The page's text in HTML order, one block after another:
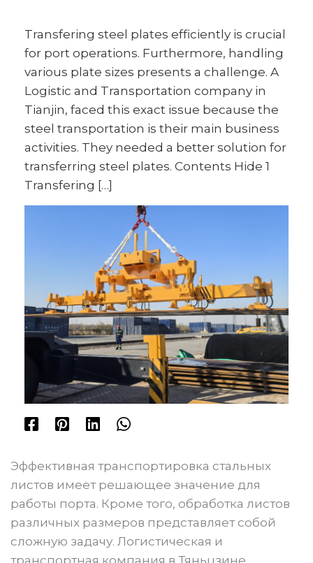
Transfering steel plates efficiently is crucial
for port operations. Furthermore, handling
various plate sizes presents a challenge. A
Logistic and Transportation company in
Tianjin, faced this exact issue because the
steel transportation is their main business
activities. They needed a better solution for
transferring steel plates. Contents Hide 1
Transfering […]
Эффективная транспортировка стальных
листов имеет решающее значение для
работы порта. Кроме того, обработка листов
различных размеров представляет собой
сложную задачу. Логистическая и
транспортная компания в Тяньцзине